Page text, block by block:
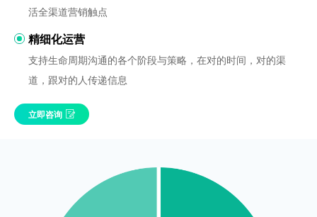
活全渠道营销触点
精细化运营
支持生命周期沟通的各个阶段与策略，在对的时间，对的渠
道，跟对的人传递信息
立即咨询